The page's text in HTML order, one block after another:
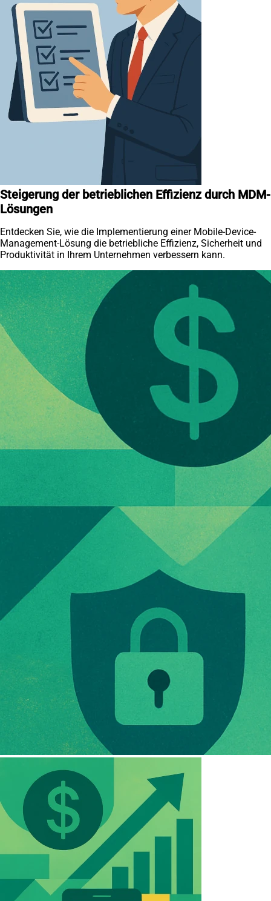
Steigerung der betrieblichen Effizienz durch MDM-
Lösungen
Entdecken Sie, wie die Implementierung einer Mobile-Device-
Management-Lösung die betriebliche Effizienz, Sicherheit und
Produktivität in Ihrem Unternehmen verbessern kann.